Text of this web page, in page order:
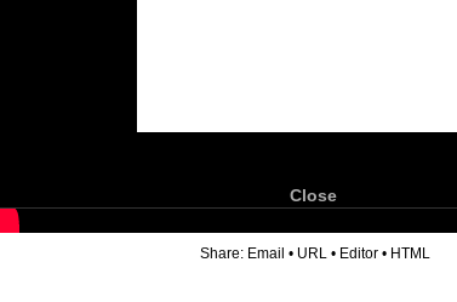
Close
Share: Email • URL • Editor • HTML